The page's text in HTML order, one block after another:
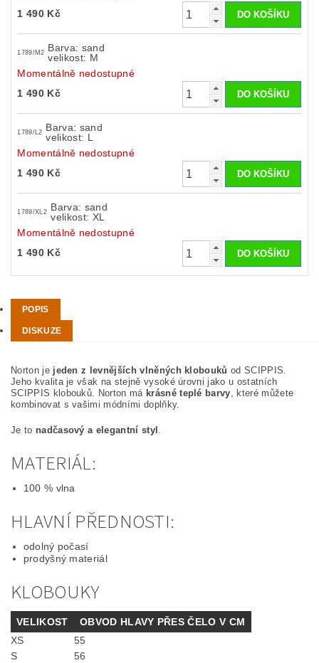
1 490 Kč
1789/M2 Barva: sand
velikost: M
Momentálně nedostupné
1 490 Kč
1789/L2 Barva: sand
velikost: L
Momentálně nedostupné
1 490 Kč
1789/XL2
Barva: sand
velikost: XL
Momentálně nedostupné
1 490 Kč
POPIS
DISKUZE
Norton je jeden z levnějších vlněných klobouků od SCIPPIS.
Jeho kvalita je však na stejně vysoké úrovni jako u ostatních
SCIPPIS klobouků. Norton má krásné teplé barvy , které můžete
kombinovat s vašimi módními doplňky.
Je to nadčasový a elegantní styl
MATERIÁL:
100 % vlna
HLAVNÍ PŘEDNOSTI:
odolný počasí
prodyšný materiál
KLOBOUKY
VELIKOST
OBVOD HLAVY PŘES ČELO V CM
XS
55
S
56